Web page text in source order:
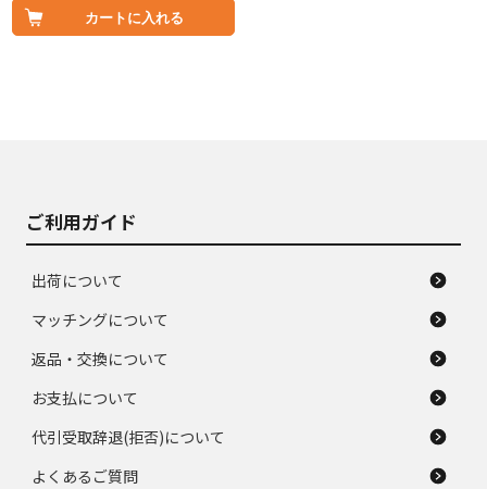
カートに入れる
ご利用ガイド
出荷について
マッチングについて
返品・交換について
お支払について
代引受取辞退(拒否)について
よくあるご質問